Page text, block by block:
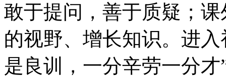
敢于提问，善于质疑；
的视野、增长知识。进
是良训，一分辛劳一分